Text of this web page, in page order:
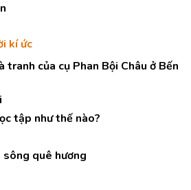
kí ức
tranh của cụ Phan Bội Châu ở Bến
tập như thế nào?
sông quê hương